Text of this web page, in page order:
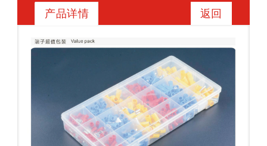
产品详情 返回